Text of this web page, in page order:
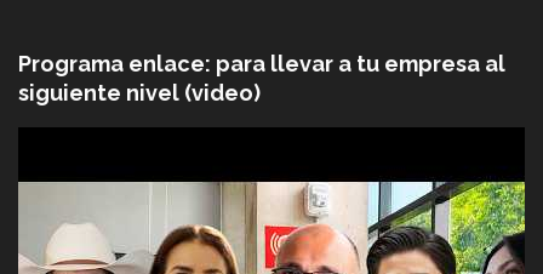
Programa enlace: para llevar a tu empresa al
siguiente nivel (video)